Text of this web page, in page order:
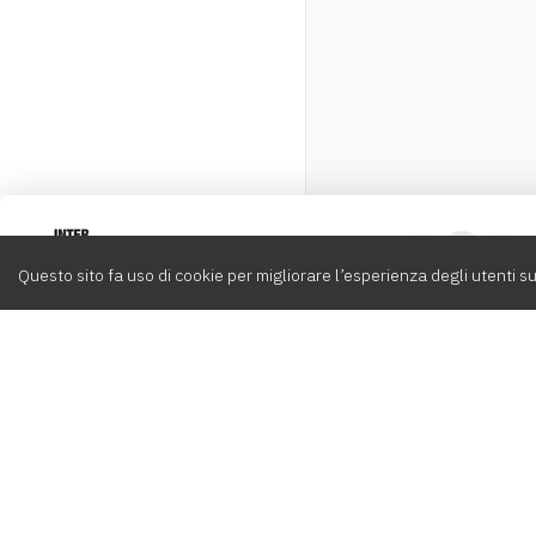
Questo sito fa uso di cookie per migliorare l’esperienza degli utenti